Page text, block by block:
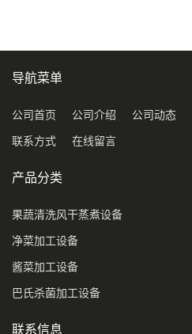
导航菜单
公司首页 公司介绍 公司动态
联系方式 在线留言
产品分类
果蔬清洗风干蒸煮设备
净菜加工设备
酱菜加工设备
巴氏杀菌加工设备
联系信息